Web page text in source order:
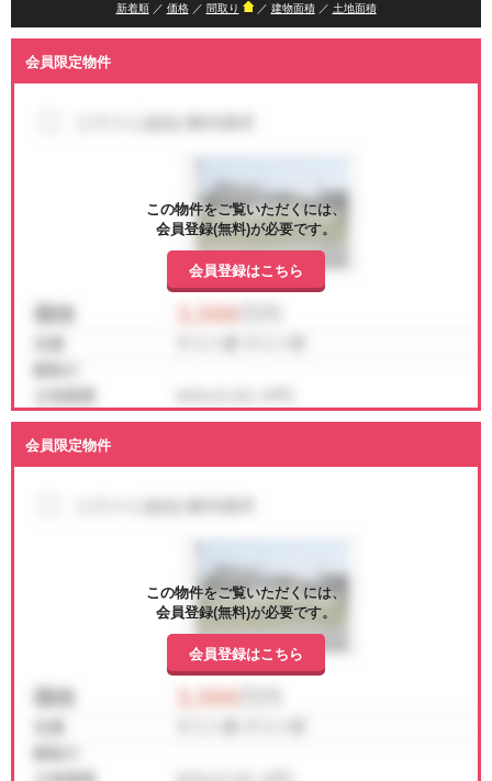
新着順／ 価格／ 間取り ／ 建物面積／ 土地面積
会員限定物件
この物件をご覧いただくには、
会員登録(無料)が必要です。
会員登録はこちら
会員限定物件
この物件をご覧いただくには、
会員登録(無料)が必要です。
会員登録はこちら